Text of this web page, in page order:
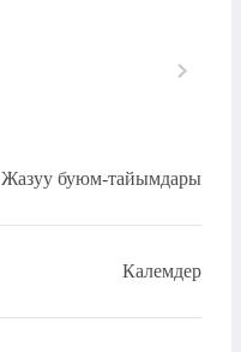
Жазуу буюм-тайымдары
Калемдер